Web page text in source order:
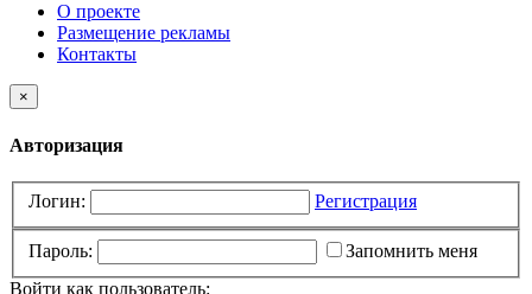
О проекте
Размещение рекламы
Контакты
×
Авторизация
Логин: Регистрация
Пароль:
Запомнить меня
Войти как пользователь: